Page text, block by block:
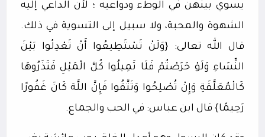
يسوي بينهن في الوطء ودواعيه ؛ لأن الداعي إليه
الشهوة والمحبة، ولا سبيل إلى التسوية في ذلك.
قال الله تعالى: {وَلَنْ تَسْتَطِيعُوا أَنْ تَعْدِلُوا بَيْنَ
النِّسَاءِ وَلَوْ حَرَصْتُمْ فَلَا تَمِيلُوا كُلَّ الْمَيْلِ فَتَذَرُوهَا
كَالْمُعَلَّقَةِ وَإِنْ تُصْلِحُوا وَتَتَّقُوا فَإِنَّ اللَّهَ كَانَ غَفُورًا
رَحِيمًا} قال ابن عباس: في الحب والجماع.